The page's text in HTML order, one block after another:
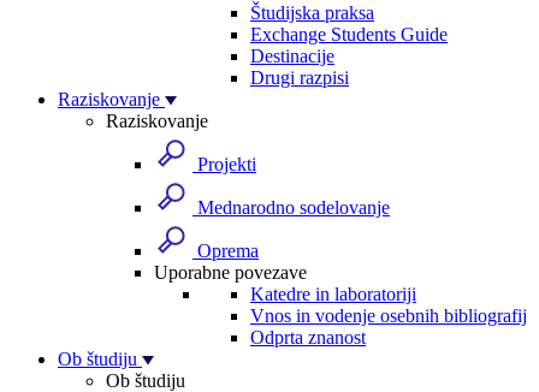
Študijska praksa
Exchange Students Guide
Destinacije
Drugi razpisi
Raziskovanje
Raziskovanje
Projekti
Mednarodno sodelovanje
Oprema
Uporabne povezave
Katedre in laboratoriji
Vnos in vodenje osebnih bibliografij
Odprta znanost
Ob študiju
Ob študiju